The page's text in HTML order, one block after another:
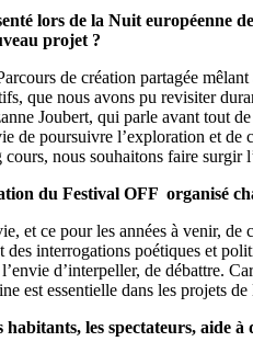
lors de la Nuit européenne
projet ?
de création partagée
que nous avons pu revisiter
Joubert, qui parle avant tout
de poursuivre l’exploration et
nous souhaitons faire surgir
du Festival OFF organisé
et ce pour les années à venir,
des interrogations poétiques et
d’interpeller, de débattre.
est essentielle dans les projets
habitants, les spectateurs, aide